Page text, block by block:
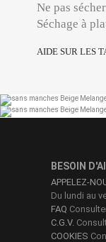
Ne pas
Séchage à
AIDE SUR LES
BESOIN
APPELEZ-
Du lundi au
FAQ
C.G.V.
COOKIES